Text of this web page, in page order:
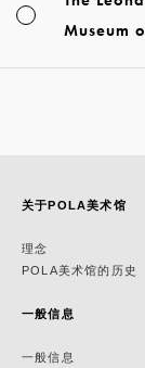
Museum
关于POLA美术馆
理念
POLA美术馆的历史
一般信息
一般信息